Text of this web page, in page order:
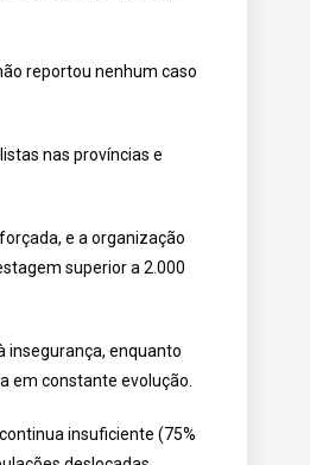
reportou nenhum caso
nas províncias e
e a organização
superior a 2.000
insegurança, enquanto
em constante evolução.
insuficiente (75%